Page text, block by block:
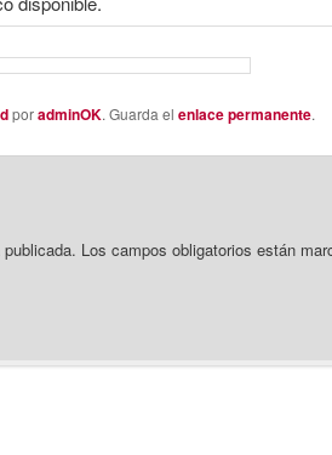
poradminOK. Guarda el enlace permanente.
Los campos obligatorios están